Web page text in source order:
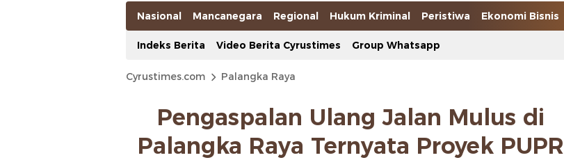
Nasional Mancanegara Regional Hukum Kriminal Peristiwa Ekonomi Bisnis
Indeks Berita Video Berita Cyrustimes Group Whatsapp
Cyrustimes.com Palangka Raya
Pengaspalan Ulang Jalan Mulus di
Palangka Raya Ternyata Proyek PUPR